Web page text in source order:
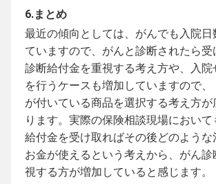
6.まとめ
最近の傾向としては、がんでも入院日
ていますので、がんと診断されたら受
診断給付金を重視する考え方や、入院
を行うケースも増加していますので、
が付いている商品を選択する考え方が
ります。実際の保険相談現場におい
給付金を受け取ればその後どのよう
お金が使えるという考えから、がん
視する方が増加していると感じます。